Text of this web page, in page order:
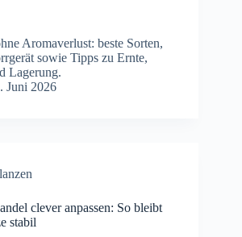
Aromaverlust: beste Sorten,
sowie Tipps zu Ernte,
Lagerung.
Juni 2026
clever anpassen: So bleibt
stabil